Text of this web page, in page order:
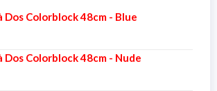
Dos Colorblock 48cm - Blue
Dos Colorblock 48cm - Nude